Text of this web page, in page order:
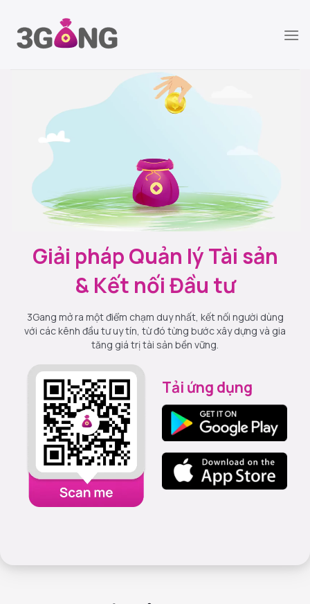
đến
Giải pháp Quản lý Tài sản
& Kết nối Đầu tư
3Gang mở ra một điểm chạm duy nhất, kết nối người dùng
với các kênh đầu tư uy tín, từ đó từng bước xây dựng và gia
tăng giá trị tài sản bền vững.
Tải ứng dụng